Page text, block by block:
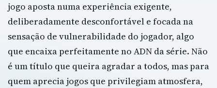
jogo aposta numa experiência exigente,
deliberadamente desconfortável e focada na
sensação de vulnerabilidade do jogador, algo
que encaixa perfeitamente no ADN da série. Não
é um título que queira agradar a todos, mas para
quem aprecia jogos que privilegiam atmosfera,